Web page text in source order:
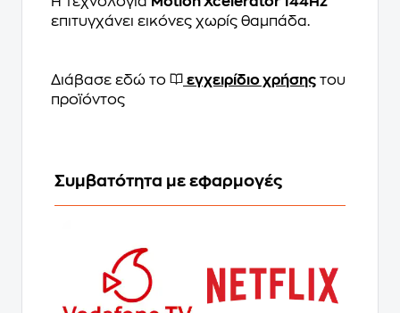
επιτυγχάνει εικόνες χωρίς θαμπάδα.
Διάβασε εδώ το εγχειρίδιο χρήσης του
προϊόντος
Συμβατότητα με εφαρμογές